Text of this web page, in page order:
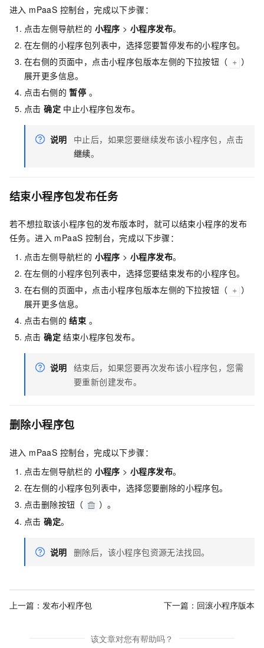
进入 mPaaS 控制台，完成以下步骤：
点击左侧导航栏的 小程序 >小程序发布。
在左侧的小程序包列表中，选择您要暂停发布的小程序包。
在右侧的页面中，点击小程序包版本左侧的下拉按钮（
）
展开更多信息。
点击右侧的暂停 。
点击确定 中止小程序包发布。
说明
中止后，如果您要继续发布该小程序包，点击
继续。
结束小程序包发布任务
若不想拉取该小程序包的发布版本时，就可以结束小程序的发布
任务。进入 mPaaS 控制台，完成以下步骤：
点击左侧导航栏的 小程序 >小程序发布。
在左侧的小程序包列表中，选择您要结束发布的小程序包。
在右侧的页面中，点击小程序包版本左侧的下拉按钮（
）
展开更多信息。
点击右侧的结束 。
点击确定 结束小程序包发布。
说明 结束后，如果您要再次发布该小程序包，您需
要重新创建发布。
删除小程序包
进入 mPaaS 控制台，完成以下步骤：
点击左侧导航栏的 小程序 >小程序发布。
在左侧的小程序包列表中，选择您要删除的小程序包。
点击删除按钮（
）。
点击确定。
说明 删除后，该小程序包资源无法找回。
上一篇： 发布小程序包 下一篇： 回滚小程序版本
该文章对您有帮助吗？